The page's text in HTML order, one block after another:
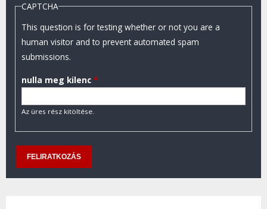
CAPTCHA
This question is for testing whether or not you are a
human visitor and to prevent automated spam
submissions.
nulla meg kilenc *
Az üres rész kitöltése.